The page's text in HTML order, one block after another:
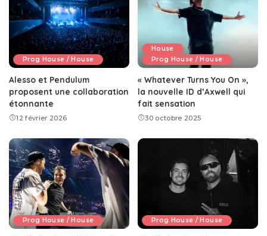
Prog House / House
Alesso et Pendulum
proposent une collaboration
étonnante
12 février 2026
House
Prog House / House
« Whatever Turns You On »,
la nouvelle ID d’Axwell qui
fait sensation
30 octobre 2025
Prog House / House Prog House / House